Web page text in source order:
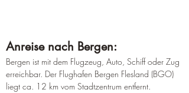
Anreise nach Bergen:
Bergen ist mit dem Flugzeug, Auto, Schiff oder Zug
erreichbar. Der Flughafen Bergen Flesland (BGO)
liegt ca. 12 km vom Stadtzentrum entfernt.